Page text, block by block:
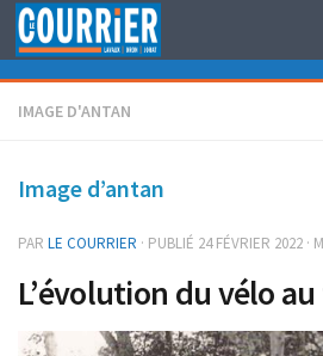
Au dessous du contenu
IMAGE D'ANTAN
Image d’antan
PAR LE COURRIER · PUBLIÉ 24 FÉVRIER 2022 ·
L’évolution du vélo